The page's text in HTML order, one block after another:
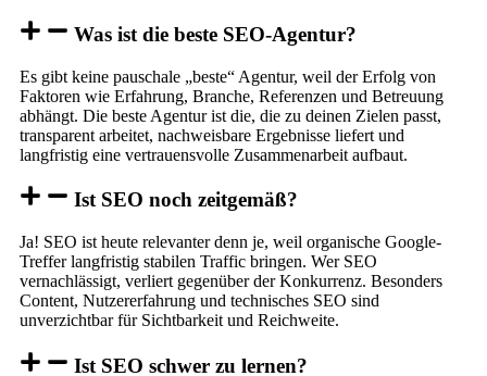
Was ist die beste SEO-Agentur?
Es gibt keine pauschale „beste“ Agentur, weil der Erfolg von
Faktoren wie Erfahrung, Branche, Referenzen und Betreuung
abhängt. Die beste Agentur ist die, die zu deinen Zielen passt,
transparent arbeitet, nachweisbare Ergebnisse liefert und
langfristig eine vertrauensvolle Zusammenarbeit aufbaut.
Ist SEO noch zeitgemäß?
Ja! SEO ist heute relevanter denn je, weil organische Google-
Treffer langfristig stabilen Traffic bringen. Wer SEO
vernachlässigt, verliert gegenüber der Konkurrenz. Besonders
Content, Nutzererfahrung und technisches SEO sind
unverzichtbar für Sichtbarkeit und Reichweite.
Ist SEO schwer zu lernen?